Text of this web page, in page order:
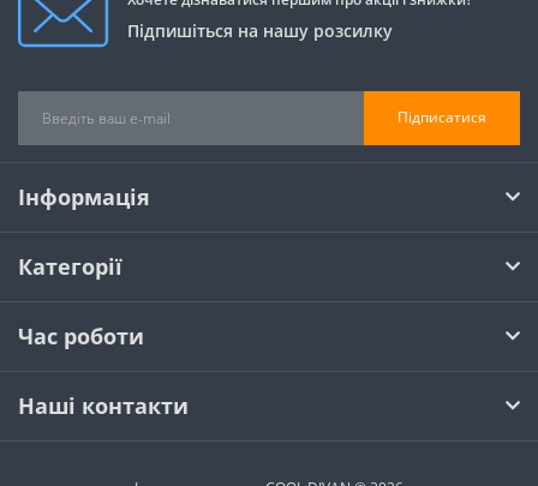
Підпишіться на нашу розсилку
Підписатися
Інформація
Категорії
Час роботи
Наші контакти